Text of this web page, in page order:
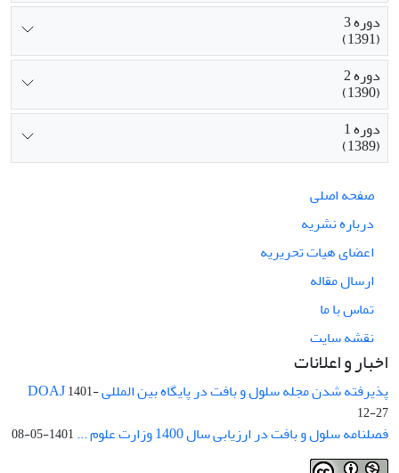
دوره 3
(1391)
دوره 2
(1390)
دوره 1
(1389)
صفحه اصلی
درباره نشریه
اعضای هیات تحریریه
ارسال مقاله
تماس با ما
نقشه سایت
اخبار و اعلانات
پذیرفته شدن مجله سلول و بافت در پایگاه بین المللی DOAJ1401-
12-27
فصلنامه سلول و بافت در ارزیابی سال 1400 وزارت علوم ... 1401-05-08